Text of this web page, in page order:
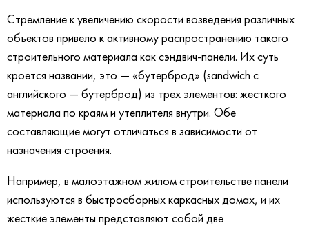
Стремление к увеличению скорости возведения различных
объектов привело к активному распространению такого
строительного материала как сэндвич-панели. Их суть
кроется названии, это — «бутерброд» (sandwich с
английского — бутерброд) из трех элементов: жесткого
материала по краям и утеплителя внутри. Обе
составляющие могут отличаться в зависимости от
назначения строения.
Например, в малоэтажном жилом строительстве панели
используются в быстросборных каркасных домах, и их
жесткие элементы представляют собой две